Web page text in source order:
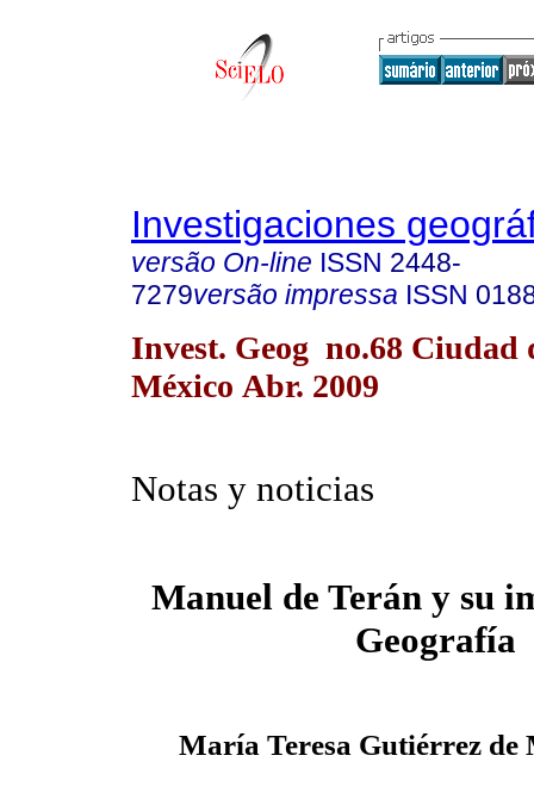
Investigaciones
versão On-line ISSN 2448-
7279versão impressa ISSN
Invest. Geog no.68 Ciudad
México Abr. 2009
Notas y noticias
Manuel de Terán y su
Geografía
María Teresa Gutiérrez de